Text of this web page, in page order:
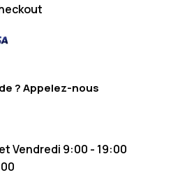
? Appelez-nous
Vendredi 9:00 - 19:00